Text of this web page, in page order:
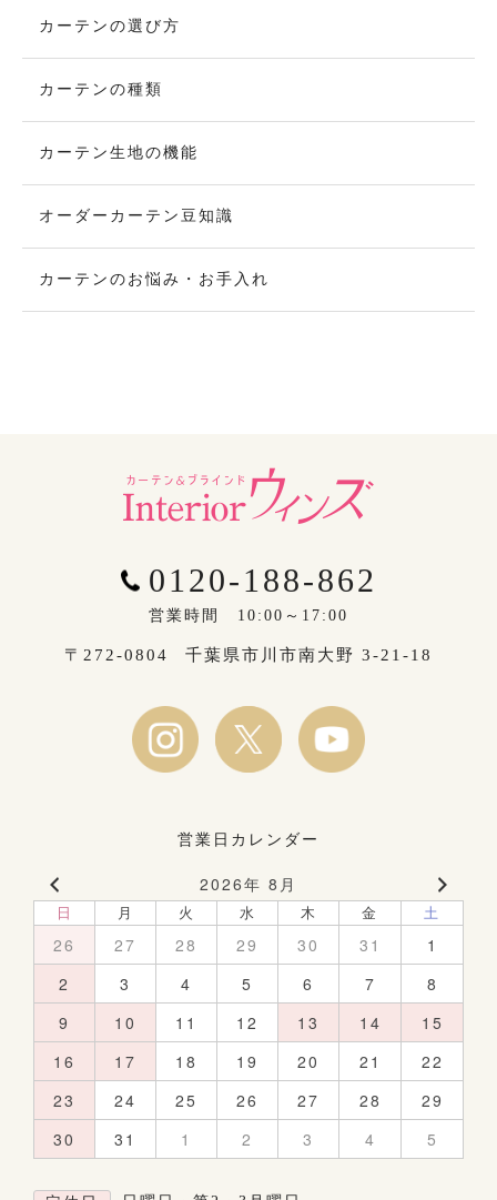
カーテンの選び方
カーテンの種類
カーテン生地の機能
オーダーカーテン豆知識
カーテンのお悩み・お手入れ
0120-188-862
営業時間 10:00～17:00
〒272-0804 千葉県市川市南大野 3-21-18
営業日カレンダー
2026年 8月
日 月 火 水 木 金 土
26 27 28 29 30 31
1
2
3 4 5 6 7
8
9
10 11 12 13 14
15
16
17 18 19 20 21
22
23
24 25 26 27 28
29
30
31 1 2 3 4 5